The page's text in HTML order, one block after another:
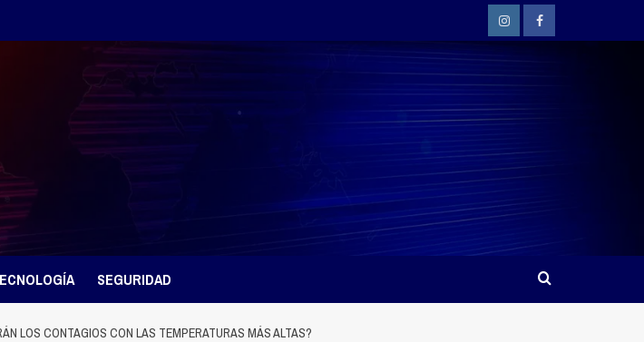
InstagramFacebook
SEGURIDAD
LOS CONTAGIOS CON LAS TEMPERATURAS MÁS ALTAS?